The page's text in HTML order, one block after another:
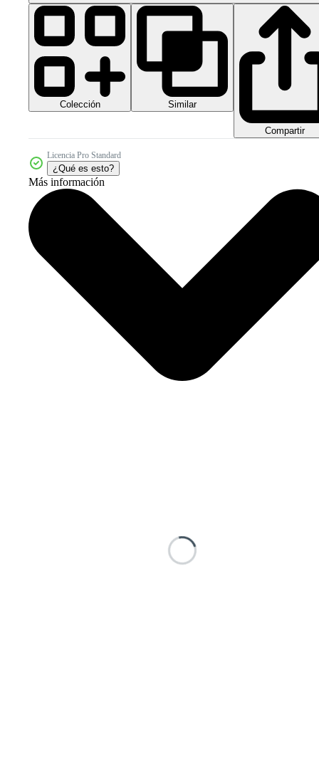
Colección Similar
Compartir
Licencia Pro Standard
¿Qué es esto?
Más información